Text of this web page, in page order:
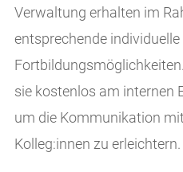
Verwaltung erhalten im
entsprechende individuelle
sie kostenlos am internen
um die Kommunikation
Kolleg:innen zu erleichtern.